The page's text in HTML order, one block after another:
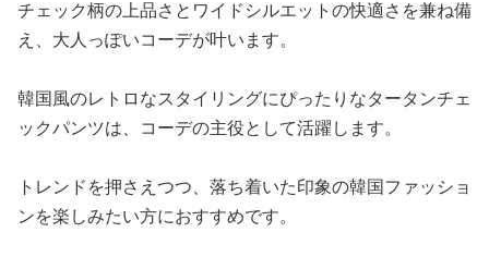
チェック柄の上品さとワイドシルエットの快適さを兼ね備
え、大人っぽいコーデが叶います。
韓国風のレトロなスタイリングにぴったりなタータンチェ
ックパンツは、コーデの主役として活躍します。
トレンドを押さえつつ、落ち着いた印象の韓国ファッショ
ンを楽しみたい方におすすめです。